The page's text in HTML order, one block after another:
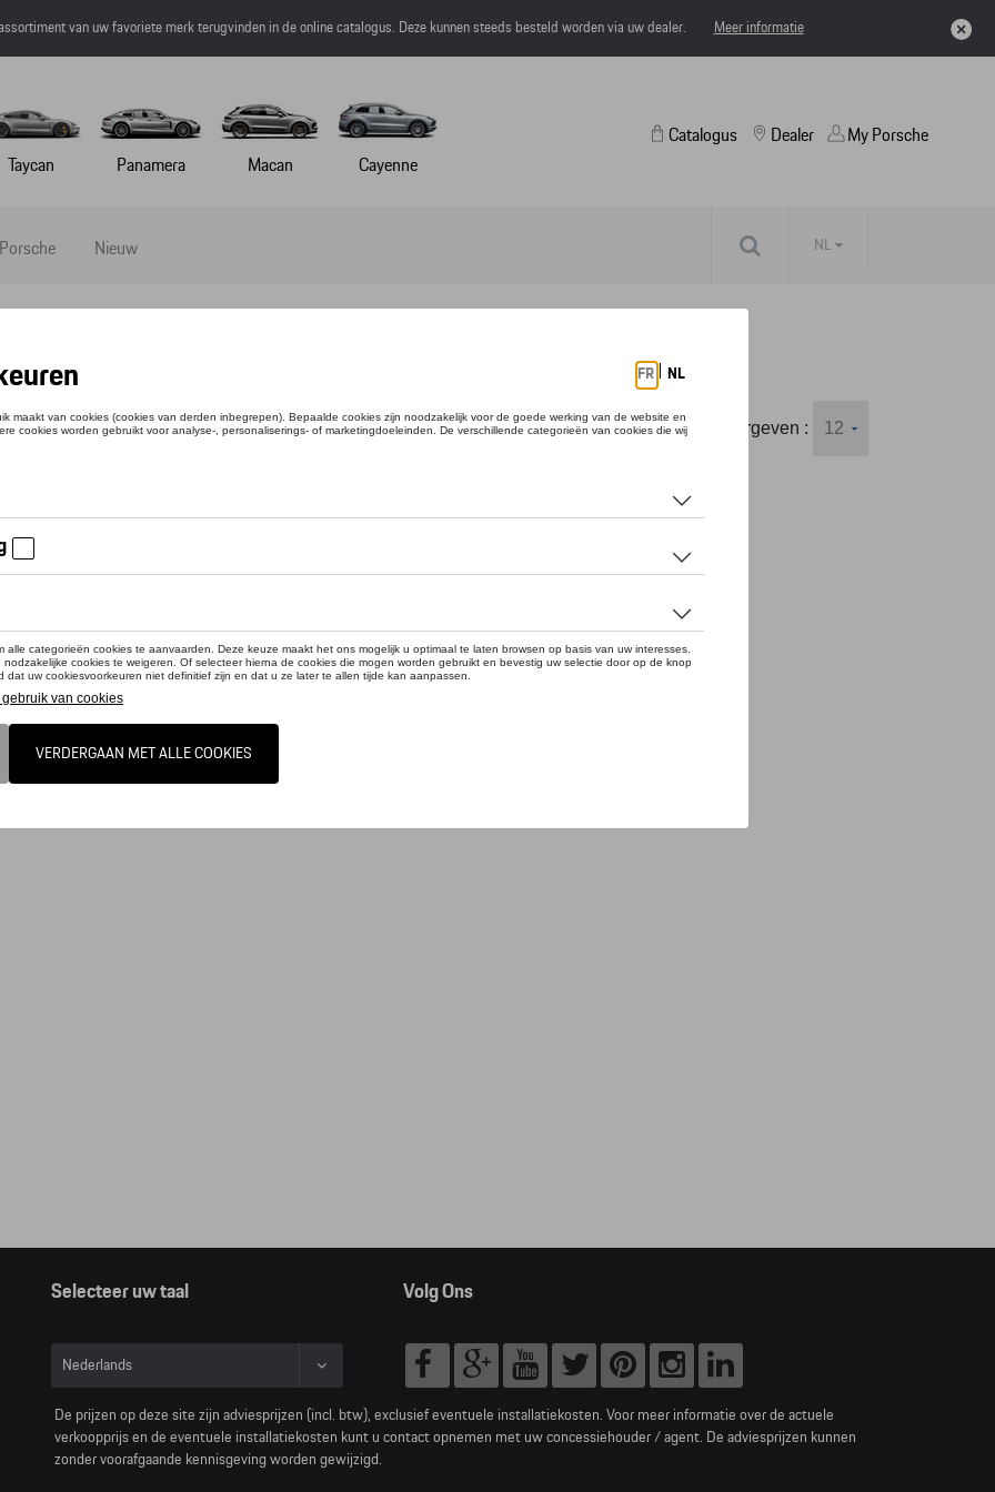
van uw favoriete merk terugvinden in de online catalogus. Deze kunnen steeds besteld worden via uw dealer. Meer informatie
Taycan Panamera Macan Cayenne
Catalogus
Nieuw
Dealer My Porsche
NL
Weergeven :
Selecteer uw taal
Nederlands
Volg Ons
De prijzen op deze site zijn adviesprijzen (incl. btw), exclusief eventuele installatiekosten. Voor meer informatie over de actuele
verkoopprijs en de eventuele installatiekosten kunt u contact opnemen met uw concessiehouder / agent. De adviesprijzen kunnen
zonder voorafgaande kennisgeving worden gewijzigd.